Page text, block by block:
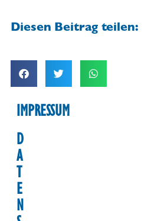
Diesen Beitrag teilen:
IMPRESSUM
D
A
T
E
N